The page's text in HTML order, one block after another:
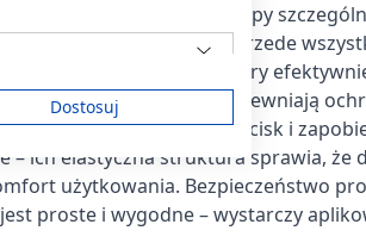
x 1,25cm
Heltiso Irisin zestaw
uzupełniający do
płukania nosa i zatok
12,99 zł
w obszarach stopy
jest wieloaspektowe. Przede
kwasu salicylowego, który
Ponadto, plastry zapewniają
(PE), która amortyzuje ucisk i
– ich elastyczna struktura sprawia, że
użytkowania. Bezpieczeństwo
proste i wygodne – wystarczy
Dostosuj